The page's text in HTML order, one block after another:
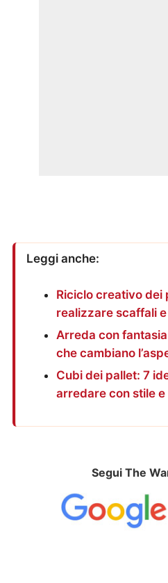
Leggi anche:
Riciclo creativo dei
realizzare scaffali
Arreda con
che cambiano
Cubi dei pallet: 7
arredare con stile
Segui The